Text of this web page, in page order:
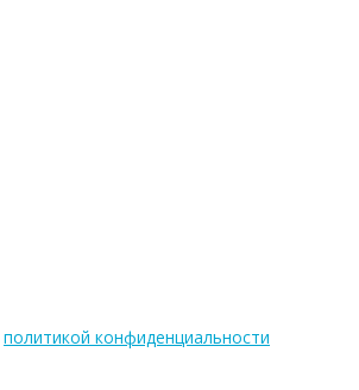
политикой конфиденциальности